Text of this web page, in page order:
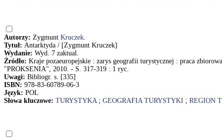
Autorzy: Zygmunt Kruczek.
Tytuł: Antarktyda / [Zygmunt Kruczek]
Wydanie: Wyd. 7 zaktual.
Źródło: Kraje pozaeuropejskie : zarys geografii turystycznej : praca
"PROKSENIA", 2010. - S. 317-319 : 1 ryc.
Uwagi: Bibliogr. s. [335]
ISBN: 978-83-60789-06-3
Język: POL
Słowa kluczowe: TURYSTYKA; GEOGRAFIA TURYSTYKI ; REGION